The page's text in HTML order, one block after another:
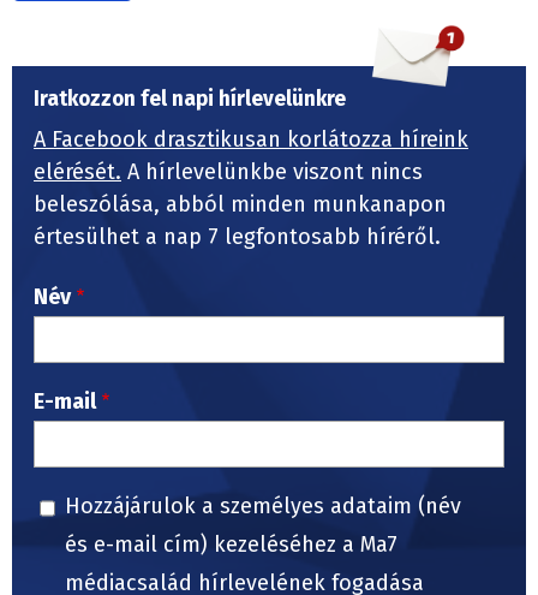
Iratkozzon fel napi hírlevelünkre
A Facebook drasztikusan korlátozza híreink
elérését. A hírlevelünkbe viszont nincs
beleszólása, abból minden munkanapon
értesülhet a nap 7 legfontosabb híréről.
Név
E-mail
Hozzájárulok a személyes adataim (név
és e-mail cím) kezeléséhez a Ma7
médiacsalád hírlevelének fogadása